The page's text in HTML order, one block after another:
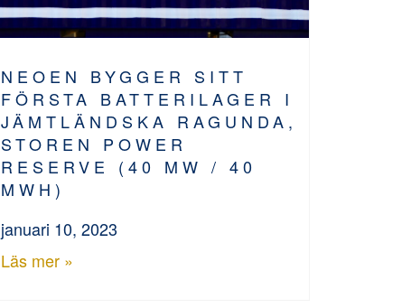
NEOEN BYGGER SITT
FÖRSTA BATTERILAGER I
JÄMTLÄNDSKA RAGUNDA,
STOREN POWER
RESERVE (40 MW / 40
MWH)
januari 10, 2023
Läs mer »